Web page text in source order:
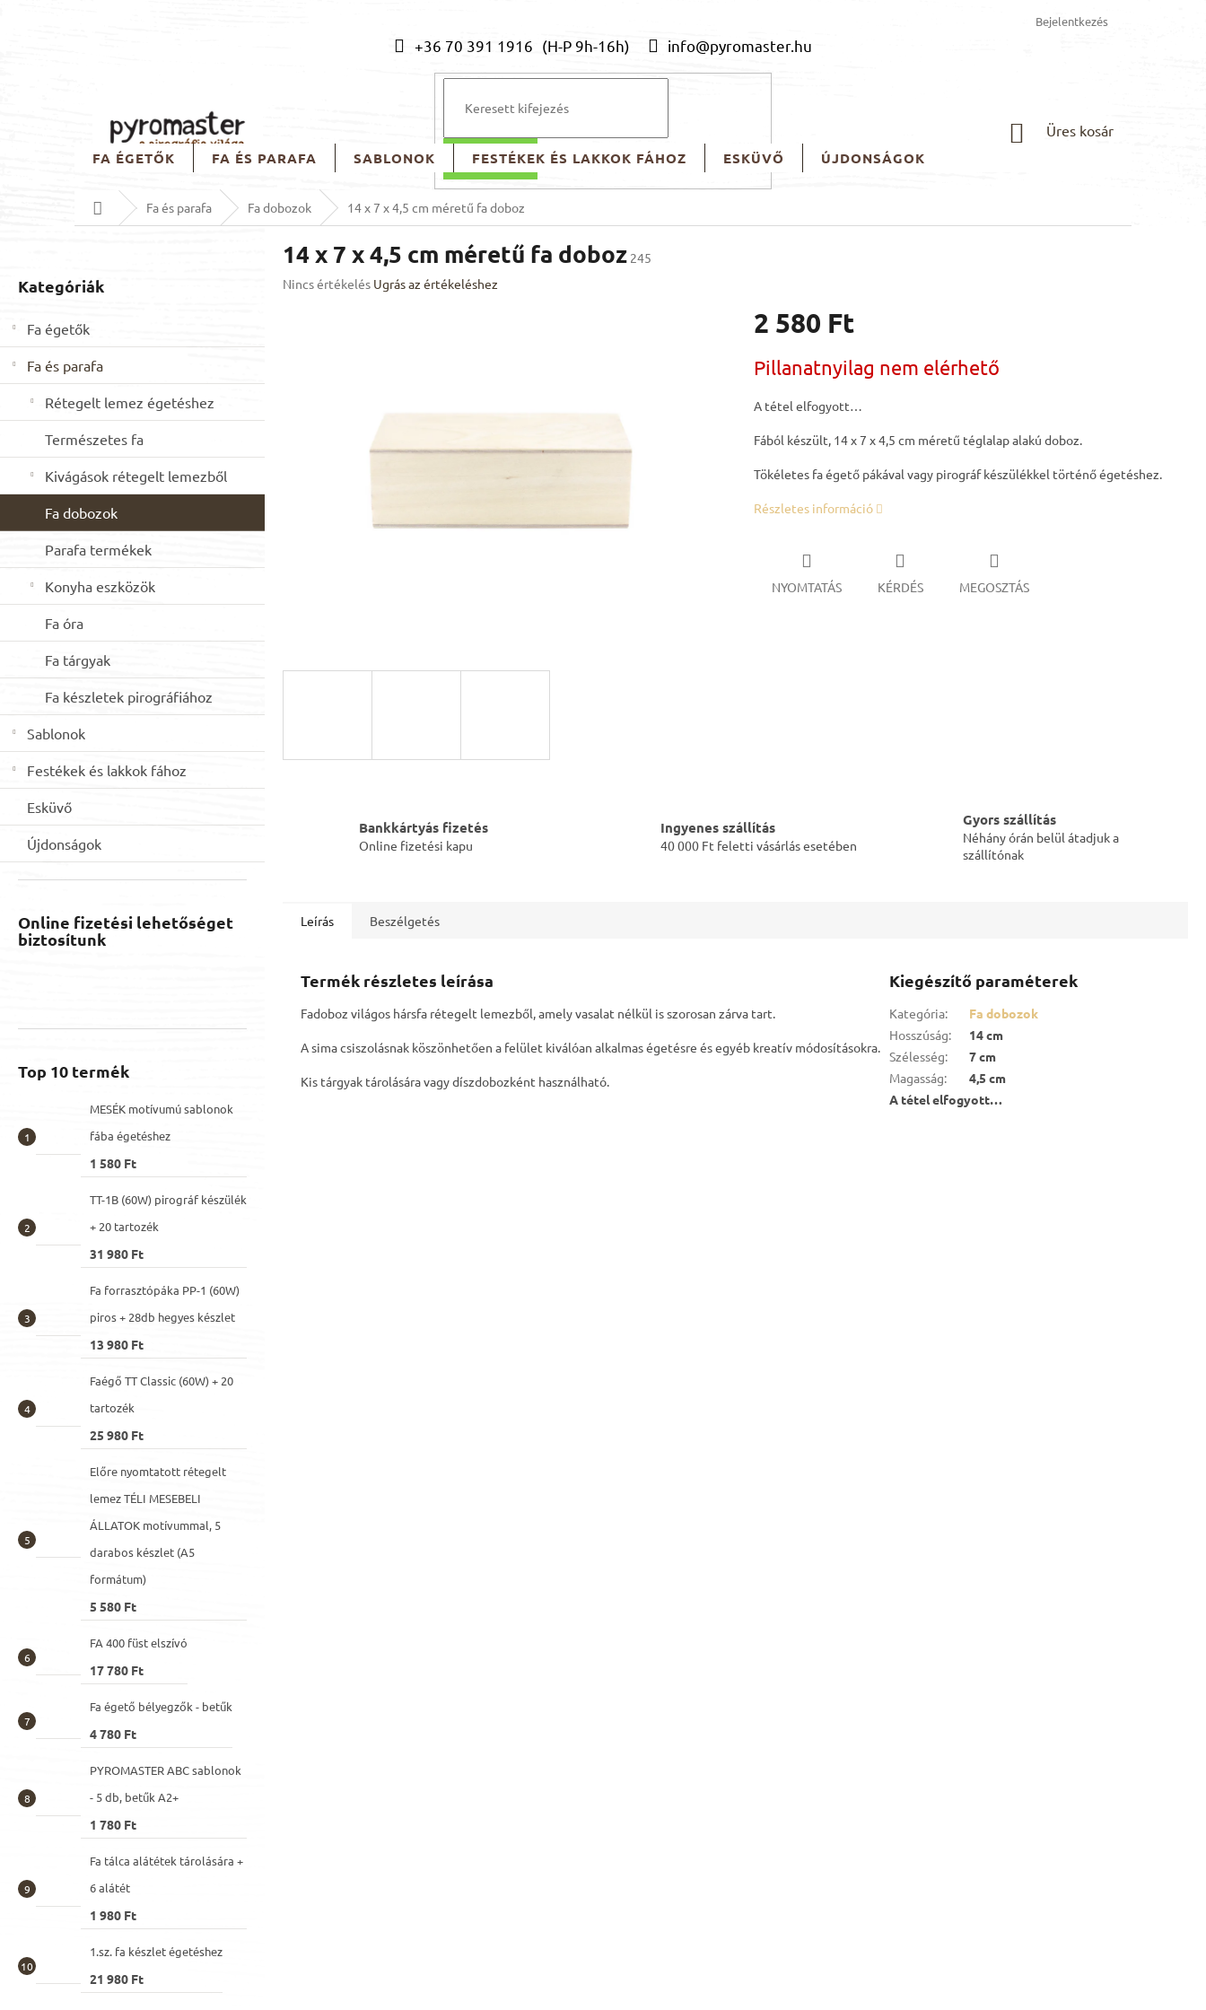
+36 70 391 1916 info@pyromaster.hu
Bejelentkezés
KERESÉS
KOSÁR
Üres kosár
FA ÉGETŐK
FA ÉS PARAFA SABLONOK FESTÉKEK ÉS LAKKOK FÁHOZ ESKÜVŐ ÚJDONSÁGOK
KezdőlapFa és parafa Fa dobozok 14 x 7 x 4,5 cm méretű fa doboz
ó
l
átugrása
Kategóriák
Fa égetők
Fa és parafa
Rétegelt lemez égetéshez
Természetes fa
Kivágások rétegelt lemezből
Fa dobozok
Parafa termékek
Konyha eszközök
Fa óra
Fa tárgyak
Fa készletek pirográfiához
Sablonok
Festékek és lakkok fához
Esküvő
Újdonságok
Online fizetési lehetőséget
biztosítunk
Top 10 termék
MESÉK motívumú sablonok
fába égetéshez
1 580 Ft
TT-1B (60W) pirográf készülék
+ 20 tartozék
31 980 Ft
Fa forrasztópáka PP-1 (60W)
piros + 28db hegyes készlet
13 980 Ft
Faégő TT Classic (60W) + 20
tartozék
25 980 Ft
Előre nyomtatott rétegelt
lemez TÉLI MESEBELI
ÁLLATOK motívummal, 5
darabos készlet (A5
formátum)
5 580 Ft
FA 400 füst elszívó
17 780 Ft
Fa égető bélyegzők - betűk
4 780 Ft
PYROMASTER ABC sablonok
- 5 db, betűk A2+
1 780 Ft
Fa tálca alátétek tárolására +
6 alátét
1 980 Ft
1.sz. fa készlet égetéshez
21 980 Ft
14 x 7 x 4,5 cm méretű fa doboz 245
A
Nincs értékelés Ugrás az értékeléshez
2 580 Ft
Pillanatnyilag nem elérhető
A tétel elfogyott…
Fából készült, 14 x 7 x 4,5 cm méretű téglalap alakú doboz.
Tökéletes fa égető pákával vagy pirográf készülékkel történő égetéshez.
Részletes információ
NYOMTATÁS KÉRDÉS MEGOSZTÁS
Bankkártyás fizetés
Online fizetési kapu
Ingyenes szállítás
40 000 Ft feletti vásárlás esetében
Gyors szállítás
Néhány órán belül átadjuk a
szállítónak
Leírás Beszélgetés
Termék részletes leírása
Fadoboz világos hársfa rétegelt lemezből, amely vasalat nélkül is szorosan zárva tart.
A sima csiszolásnak köszönhetően a felület kiválóan alkalmas égetésre és egyéb kreatív módosításokra.
Kis tárgyak tárolására vagy díszdobozként használható.
Kiegészítő paraméterek
Kategória:
Fa dobozok
Hosszúság:
14 cm
Szélesség:
7 cm
Magasság:
4,5 cm
A tétel elfogyott…